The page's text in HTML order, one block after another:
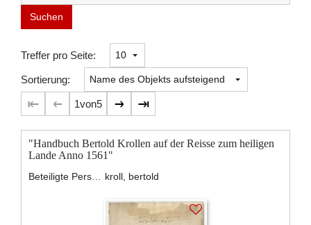
Suchtreffer:
Treffer pro Seite:
Sortierung:
1von5
"Handbuch Bertold Krollen auf der Reisse zum heiligen
Lande Anno 1561"
kroll, bertold